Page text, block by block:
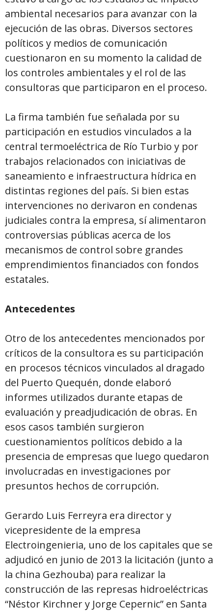
ambiental necesarios para avanzar con la
ejecución de las obras. Diversos sectores
políticos y medios de comunicación
cuestionaron en su momento la calidad de
los controles ambientales y el rol de las
consultoras que participaron en el proceso.
La firma también fue señalada por su
participación en estudios vinculados a la
central termoeléctrica de Río Turbio y por
trabajos relacionados con iniciativas de
saneamiento e infraestructura hídrica en
distintas regiones del país. Si bien estas
intervenciones no derivaron en condenas
judiciales contra la empresa, sí alimentaron
controversias públicas acerca de los
mecanismos de control sobre grandes
emprendimientos financiados con fondos
estatales.
Antecedentes
Otro de los antecedentes mencionados por
críticos de la consultora es su participación
en procesos técnicos vinculados al dragado
del Puerto Quequén, donde elaboró
informes utilizados durante etapas de
evaluación y preadjudicación de obras. En
esos casos también surgieron
cuestionamientos políticos debido a la
presencia de empresas que luego quedaron
involucradas en investigaciones por
presuntos hechos de corrupción.
Gerardo Luis Ferreyra era director y
vicepresidente de la empresa
Electroingenieria, uno de los capitales que se
adjudicó en junio de 2013 la licitación (junto a
la china Gezhouba) para realizar la
construcción de las represas hidroeléctricas
“Néstor Kirchner y Jorge Cepernic” en Santa